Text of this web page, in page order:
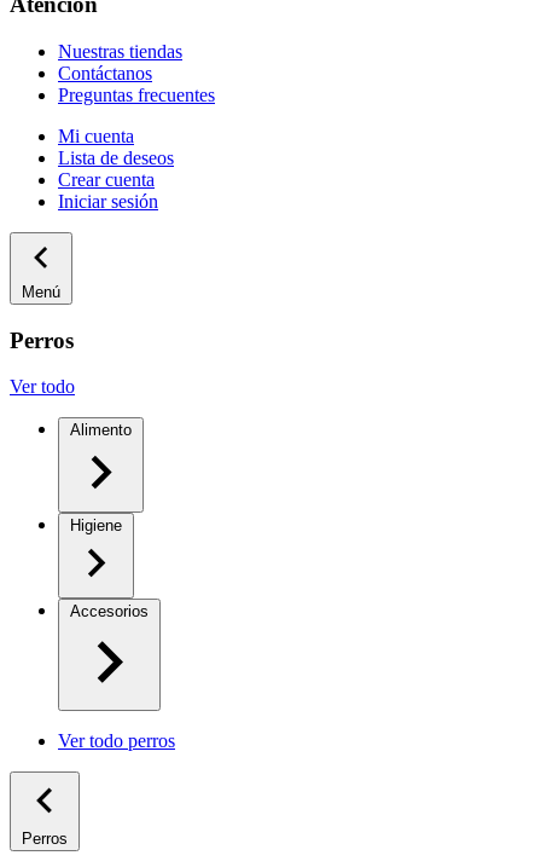
Nuestras tiendas
Contáctanos
Preguntas frecuentes
Mi cuenta
Lista de deseos
Crear cuenta
Iniciar sesión
Menú
Perros
Ver todo
Alimento
Higiene
Accesorios
Ver todo perros
Perros